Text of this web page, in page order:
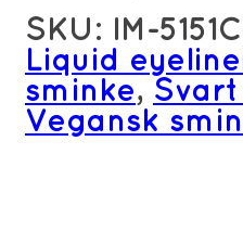
SKU:
IM-5151
Liquid
sminke,
Vegansk